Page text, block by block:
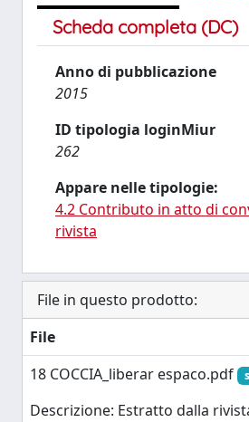
Scheda completa (DC)
Anno di pubblicazione
2015
ID tipologia loginMiur
262
Appare nelle tipologie:
4.2 Contributo in atto di
rivista
File in questo prodotto:
File
18 COCCIA_liberar espaco.pdf
Descrizione: Estratto dalla